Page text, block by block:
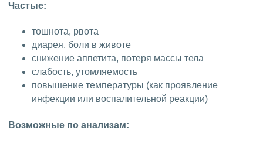
Частые:
тошнота, рвота
диарея, боли в животе
снижение аппетита, потеря массы тела
слабость, утомляемость
повышение температуры (как проявление
инфекции или воспалительной реакции)
Возможные по анализам: